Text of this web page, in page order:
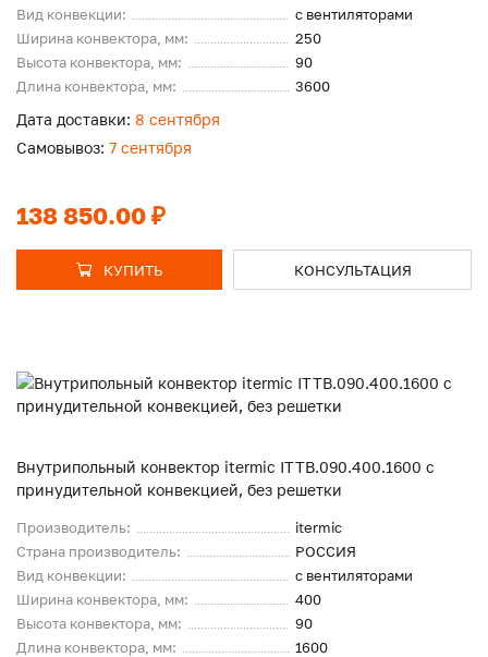
Вид конвекции:
с вентиляторами
Ширина конвектора, мм:
250
Высота конвектора, мм:
90
Длина конвектора, мм:
3600
138 850.00 ₽
Дата доставки: 8 сентября
Самовывоз: 7 сентября
КУПИТЬ КОНСУЛЬТАЦИЯ
Внутрипольный конвектор itermic ITTB.090.400.1600 с
принудительной конвекцией, без решетки
Производитель:
itermic
Страна производитель:
РОССИЯ
Вид конвекции:
с вентиляторами
Ширина конвектора, мм:
400
Высота конвектора, мм:
90
Длина конвектора, мм:
1600